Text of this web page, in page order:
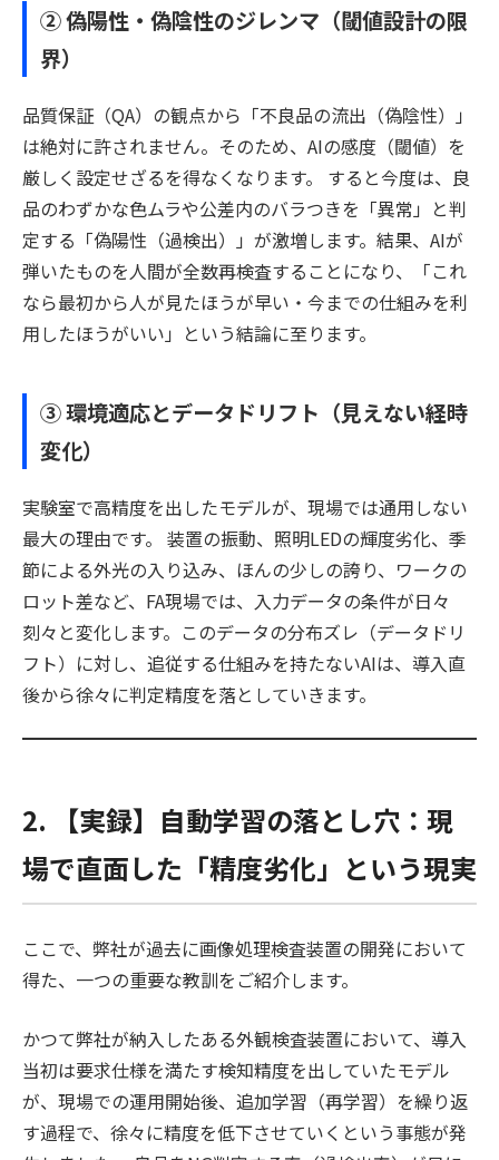
② 偽陽性・偽陰性のジレンマ（閾値設計の限
界）
品質保証（QA）の観点から「不良品の流出（偽陰性）」
は絶対に許されません。そのため、AIの感度（閾値）を
厳しく設定せざるを得なくなります。 すると今度は、良
品のわずかな色ムラや公差内のバラつきを「異常」と判
定する「偽陽性（過検出）」が激増します。結果、AIが
弾いたものを人間が全数再検査することになり、「これ
なら最初から人が見たほうが早い・今までの仕組みを利
用したほうがいい」という結論に至ります。
③ 環境適応とデータドリフト（見えない経時
変化）
実験室で高精度を出したモデルが、現場では通用しない
最大の理由です。 装置の振動、照明LEDの輝度劣化、季
節による外光の入り込み、ほんの少しの誇り、ワークの
ロット差など、FA現場では、入力データの条件が日々
刻々と変化します。このデータの分布ズレ（データドリ
フト）に対し、追従する仕組みを持たないAIは、導入直
後から徐々に判定精度を落としていきます。
2. 【実録】自動学習の落とし穴：現
場で直面した「精度劣化」という現実
ここで、弊社が過去に画像処理検査装置の開発において
得た、一つの重要な教訓をご紹介します。
かつて弊社が納入したある外観検査装置において、導入
当初は要求仕様を満たす検知精度を出していたモデル
が、現場での運用開始後、追加学習（再学習）を繰り返
す過程で、徐々に精度を低下させていくという事態が発